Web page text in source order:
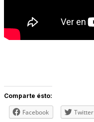
Comparte ésto:
Facebook Twitter